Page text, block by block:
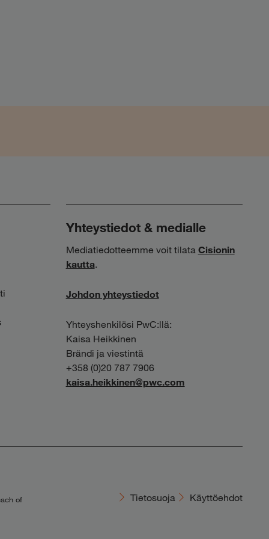
Yhteystiedot & medialle
Mediatiedotteemme voit tilata Cisionin
kautta.
Johdon yhteystiedot
Yhteyshenkilösi PwC:llä:
Kaisa Heikkinen
Brändi ja viestintä
+358 (0)20 787 7906
kaisa.heikkinen@pwc.com
of
Tietosuoja Käyttöehdot